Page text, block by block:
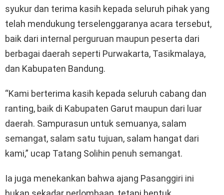
syukur dan terima kasih kepada seluruh pihak yang
telah mendukung terselenggaranya acara tersebut,
baik dari internal perguruan maupun peserta dari
berbagai daerah seperti Purwakarta, Tasikmalaya,
dan Kabupaten Bandung.
“Kami berterima kasih kepada seluruh cabang dan
ranting, baik di Kabupaten Garut maupun dari luar
daerah. Sampurasun untuk semuanya, salam
semangat, salam satu tujuan, salam hangat dari
kami,” ucap Tatang Solihin penuh semangat.
Ia juga menekankan bahwa ajang Pasanggiri ini